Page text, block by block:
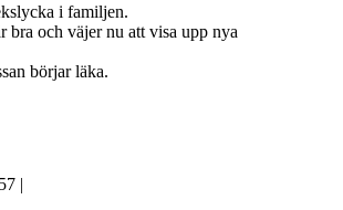
i familjen.
bra och väjer nu att visa upp nya
börjar läka.
|